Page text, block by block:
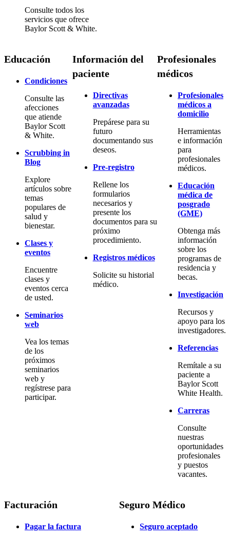
Consulte todos los
servicios que ofrece
Baylor Scott & White.
Educación
Condiciones
Consulte las
afecciones
que atiende
Baylor Scott
& White.
Scrubbing in
Blog
Explore
artículos sobre
temas
populares de
salud y
bienestar.
Clases y
eventos
Encuentre
clases y
eventos cerca
de usted.
Seminarios
web
Vea los temas
de los
próximos
seminarios
web y
regístrese para
participar.
Información del
paciente
Directivas
avanzadas
Prepárese para su
futuro
documentando sus
deseos.
Pre-registro
Rellene los
formularios
necesarios y
presente los
documentos para su
próximo
procedimiento.
Registros médicos
Solicite su historial
médico.
Profesionales
médicos
Profesionales
médicos a
domicilio
Herramientas
e información
para
profesionales
médicos.
Educación
médica de
posgrado
(GME)
Obtenga más
información
sobre los
programas de
residencia y
becas.
Investigación
Recursos y
apoyo para los
investigadores.
Referencias
Remítale a su
paciente a
Baylor Scott
White Health.
Carreras
Consulte
nuestras
oportunidades
profesionales
y puestos
vacantes.
Facturación
Pagar la factura
Seguro Médico
Seguro aceptado